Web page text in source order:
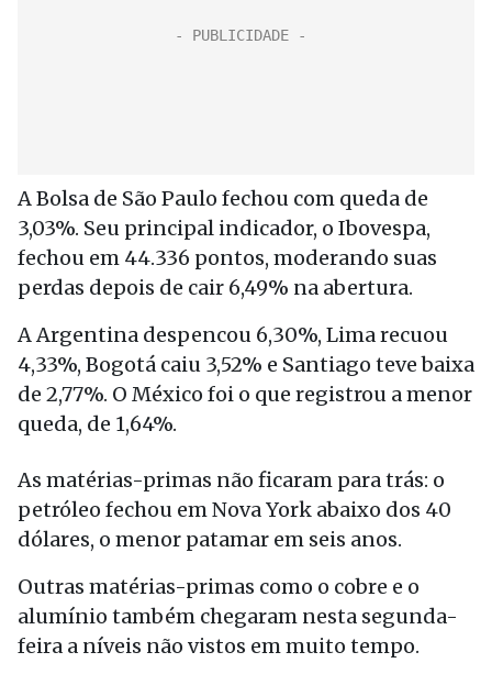
A Bolsa de São Paulo fechou com queda de
3,03%. Seu principal indicador, o Ibovespa,
fechou em 44.336 pontos, moderando suas
perdas depois de cair 6,49% na abertura.
A Argentina despencou 6,30%, Lima recuou
4,33%, Bogotá caiu 3,52% e Santiago teve baixa
de 2,77%. O México foi o que registrou a menor
queda, de 1,64%.
As matérias-primas não ficaram para trás: o
petróleo fechou em Nova York abaixo dos 40
dólares, o menor patamar em seis anos.
Outras matérias-primas como o cobre e o
alumínio também chegaram nesta segunda-
feira a níveis não vistos em muito tempo.